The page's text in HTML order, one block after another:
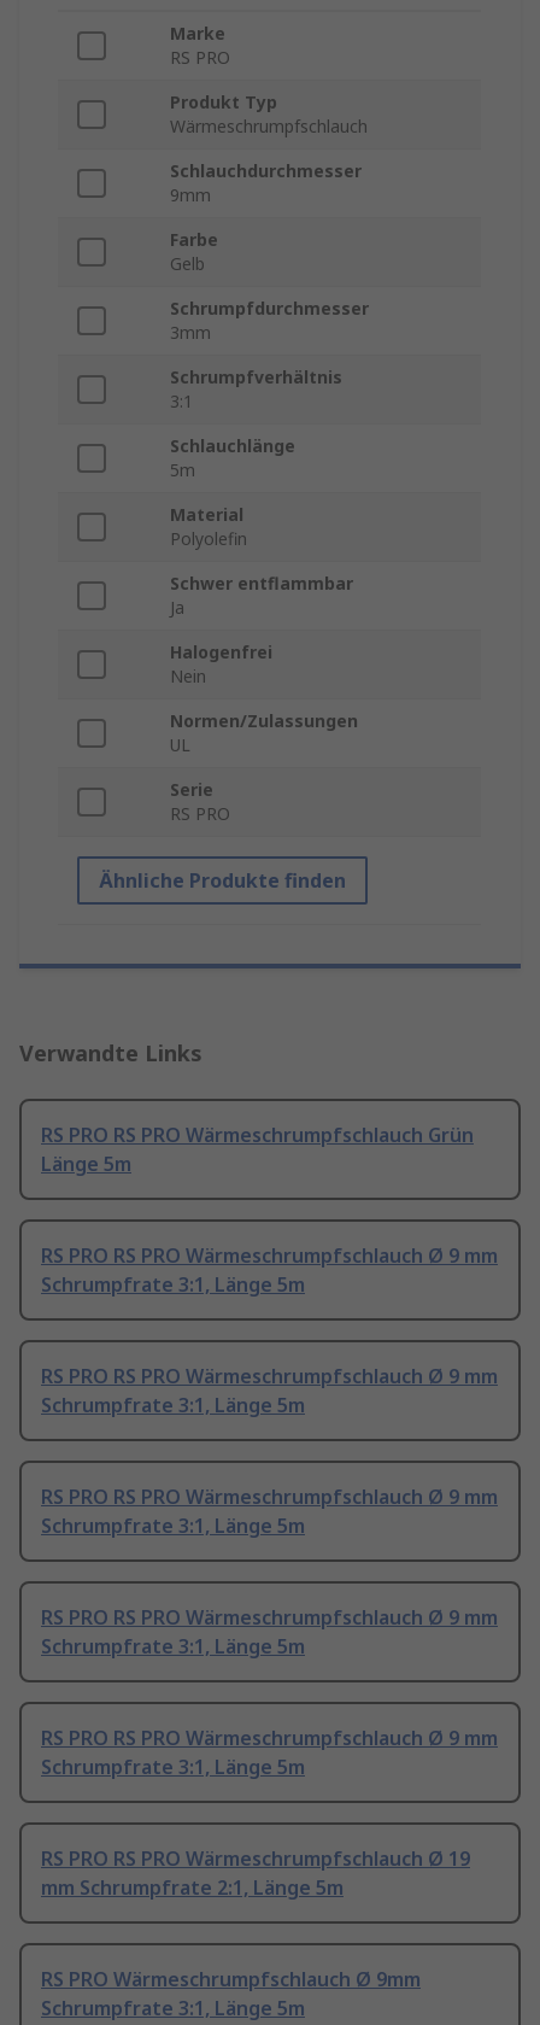
Marke
RS PRO
Produkt Typ
Wärmeschrumpfschlauch
Schlauchdurchmesser
9mm
Farbe
Gelb
Schrumpfdurchmesser
3mm
Schrumpfverhältnis
3:1
Schlauchlänge
5m
Material
Polyolefin
Schwer entflammbar
Ja
Halogenfrei
Nein
Normen/Zulassungen
UL
Serie
RS PRO
Ähnliche Produkte finden
Verwandte Links
RS PRO RS PRO Wärmeschrumpfschlauch Grün
Länge 5m
RS PRO RS PRO Wärmeschrumpfschlauch Ø 9 mm
Schrumpfrate 3:1, Länge 5m
RS PRO RS PRO Wärmeschrumpfschlauch Ø 9 mm
Schrumpfrate 3:1, Länge 5m
RS PRO RS PRO Wärmeschrumpfschlauch Ø 9 mm
Schrumpfrate 3:1, Länge 5m
RS PRO RS PRO Wärmeschrumpfschlauch Ø 9 mm
Schrumpfrate 3:1, Länge 5m
RS PRO RS PRO Wärmeschrumpfschlauch Ø 9 mm
Schrumpfrate 3:1, Länge 5m
RS PRO RS PRO Wärmeschrumpfschlauch Ø 19
mm Schrumpfrate 2:1, Länge 5m
RS PRO Wärmeschrumpfschlauch Ø 9mm
Schrumpfrate 3:1, Länge 5m